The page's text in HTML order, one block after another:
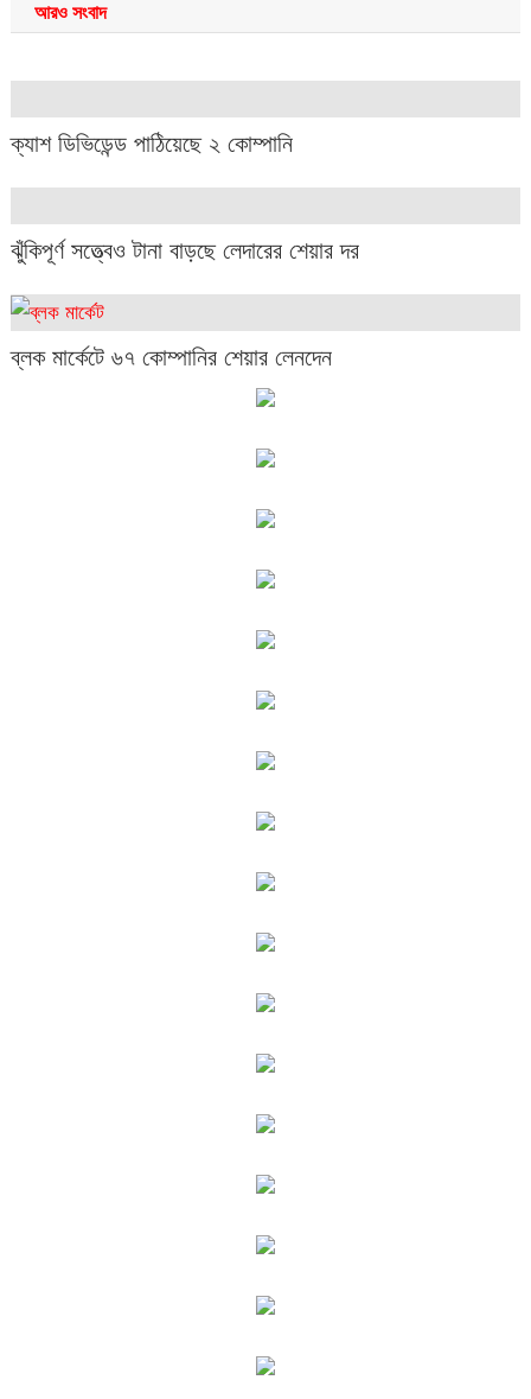
আরও সংবাদ
ক্যাশ ডিভিডেন্ড পাঠিয়েছে ২ কোম্পানি
ঝুঁকিপূর্ণ সত্ত্বেও টানা বাড়ছে লেদারের শেয়ার দর
ব্লক মার্কেটে ৬৭ কোম্পানির শেয়ার লেনদেন